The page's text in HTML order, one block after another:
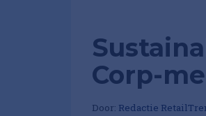
Corp-
Door: Redactie